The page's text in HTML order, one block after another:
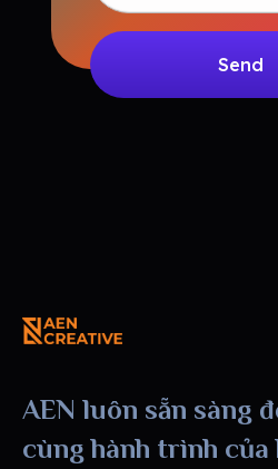
AEN luôn sẵn sàng
cùng hành trình của